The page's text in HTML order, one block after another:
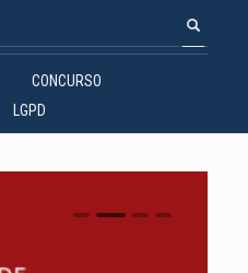
CONCURSO
LGPD
0 1 2